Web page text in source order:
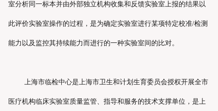
联系我们
室分析同一标本并由外部独立机构收集和反馈实验室上报的结果以
此评价实验室操作的过程，是为确定实验室进行某项特定校准/检测
能力以及监控其持续能力而进行的一种实验室间的比对。
上海市临检中心是上海市卫生和计划生育委员会授权开展全市
医疗机构临床实验室质量监管、指导和服务的技术支撑单位，是上